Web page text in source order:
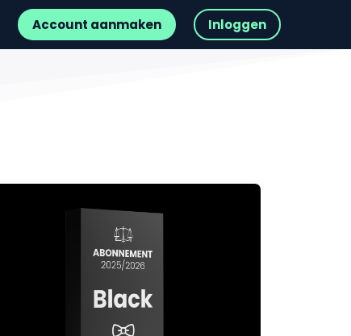
Account aanmaken Inloggen